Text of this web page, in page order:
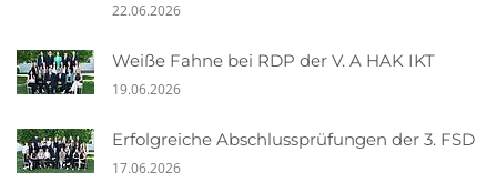
22.06.2026
Weiße Fahne bei RDP der V. A HAK IKT
19.06.2026
Erfolgreiche Abschlussprüfungen der 3. FSD
17.06.2026